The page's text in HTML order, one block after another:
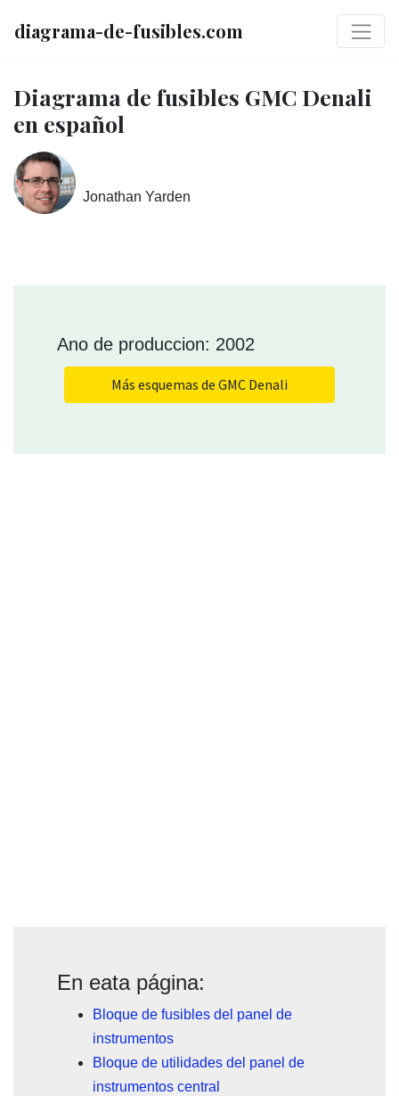
diagrama-de-fusibles.com
Diagrama de fusibles GMC Denali
en español
Jonathan Yarden
Ano de produccion: 2002
Más esquemas de GMC Denali
En eata página:
Bloque de fusibles del panel de
instrumentos
Bloque de utilidades del panel de
instrumentos central